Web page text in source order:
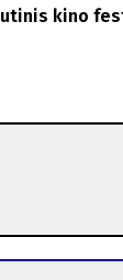
kino